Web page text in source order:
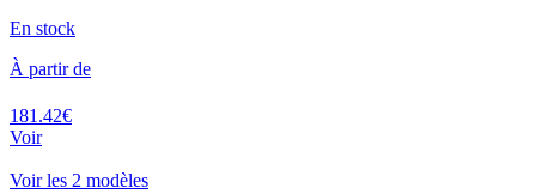
En stock
À partir de
181.42€
Voir
Voir les 2 modèles